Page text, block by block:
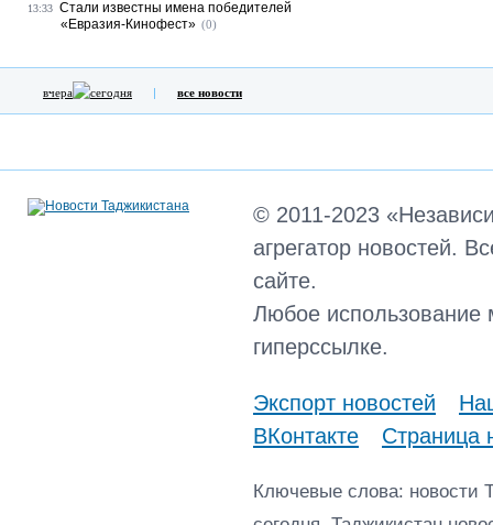
13:33 Стали известны имена победителей
«Евразия-Кинофест» (0)
вчера сегодня все новости
© 2011-2023
агрегатор новостей.
сайте.
Любое использование
гиперссылке.
Экспорт новостей
ВКонтакте
Страница
Ключевые слова: новости